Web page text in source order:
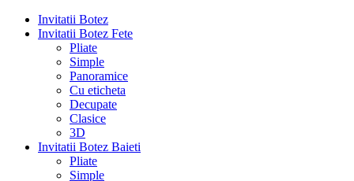
Invitatii Botez
Invitatii Botez Fete
Pliate
Simple
Panoramice
Cu eticheta
Decupate
Clasice
3D
Invitatii Botez Baieti
Pliate
Simple